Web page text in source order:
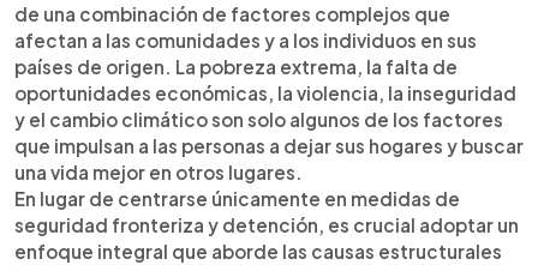
de una combinación de factores complejos que
afectan a las comunidades y a los individuos en sus
países de origen. La pobreza extrema, la falta de
oportunidades económicas, la violencia, la inseguridad
y el cambio climático son solo algunos de los factores
que impulsan a las personas a dejar sus hogares y buscar
una vida mejor en otros lugares.
En lugar de centrarse únicamente en medidas de
seguridad fronteriza y detención, es crucial adoptar un
enfoque integral que aborde las causas estructurales